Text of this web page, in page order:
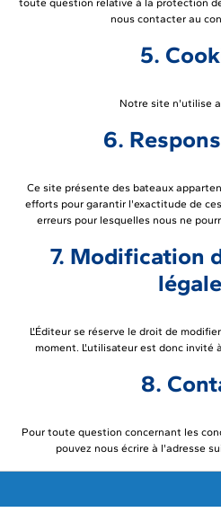
nous contacter au
5.
Notre site n'utilise
6.
Ce site présente des bateaux
efforts pour garantir l'exactitude de
erreurs pour lesquelles nous ne
7. Modification
L'Éditeur se réserve le droit de
moment. L'utilisateur est donc invité
8.
Pour toute question concernant les
pouvez nous écrire à l'adresse